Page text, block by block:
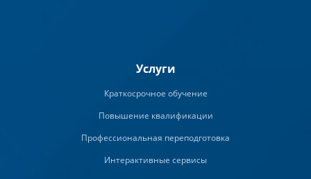
Услуги
Краткосрочное обучение
Повышение квалификации
Профессиональная переподготовка
Интерактивные сервисы